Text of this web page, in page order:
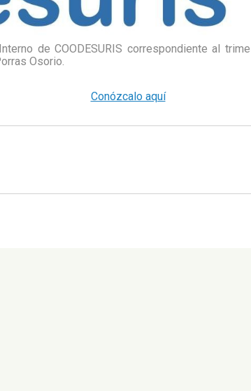
de COODESURIS correspondiente al
Osorio.
Conózcalo aquí